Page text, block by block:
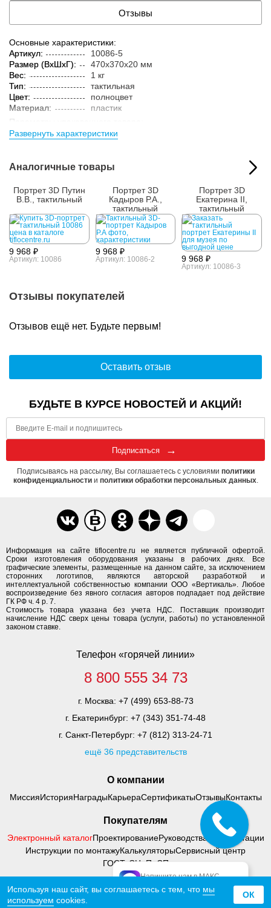
Отзывы
Основные характеристики:
Артикул:
10086-5
Размер (ВxШxГ):
470x370x20 мм
Вес:
1 кг
Тип:
тактильная
Цвет:
полноцвет
Материал:
пластик
Параметры упакованного товара:
Размер (ВxШxГ):
480x380x30 мм
упаковке:
Развернуть характеристики
Аналогичные товары
Портрет 3D Путин
В.В., тактильный
9 968 ₽
Артикул: 10086
Портрет 3D
Кадыров Р.А.,
тактильный
9 968 ₽
Артикул: 10086-2
Портрет 3D
Екатерина II,
тактильный
9 968 ₽
Артикул: 10086-3
Отзывы покупателей
Отзывов ещё нет. Будьте первым!
Оставить отзыв
О компании
МиссияИсторияНаградыКарьераСертификатыОтзывыКонтакты
Информация на сайте tiflocentre.ru не является публичной офертой.
Сроки изготовления оборудования указаны в рабочих днях. Все
графические элементы, размещенные на данном сайте, за исключением
сторонних логотипов, являются авторской разработкой и
интеллектуальной собственностью компании ООО «Вертикаль». Любое
воспроизведение без явного согласия авторов подпадает под действие
ГК РФ ч. 4 р. 7.
Стоимость товара указана без учета НДС. Поставщик производит
начисление НДС сверх цены товара (услуги, работы) по установленной
законом ставке.
Покупателям
Электронный каталогПроектированиеРуководства по адаптации
Инструкции по монтажуКалькуляторыСервисный центр
ГОСТ, СНиП, СП
Телефон «горячей линии»
8 800 555 34 73
г. Москва: +7 (499) 653-88-73
г. Екатеринбург: +7 (343) 351-74-48
г. Санкт-Петербург: +7 (812) 313-24-71
ещё 36 представительств
БУДЬТЕ В КУРСЕ НОВОСТЕЙ И АКЦИЙ!
Подписаться
Подписываясь на рассылку, Вы соглашаетесь с условиями политики
конфиденциальностии политики обработки персональных данных.
© 2000 - 2026 Тифлоцентр «Вертикаль»
Политика конфиденциальности
Напишите нам в МАКС
официальный МАКС
Используя наш сайт, вы соглашаетесь с тем, что мы
используем cookies.
ОК